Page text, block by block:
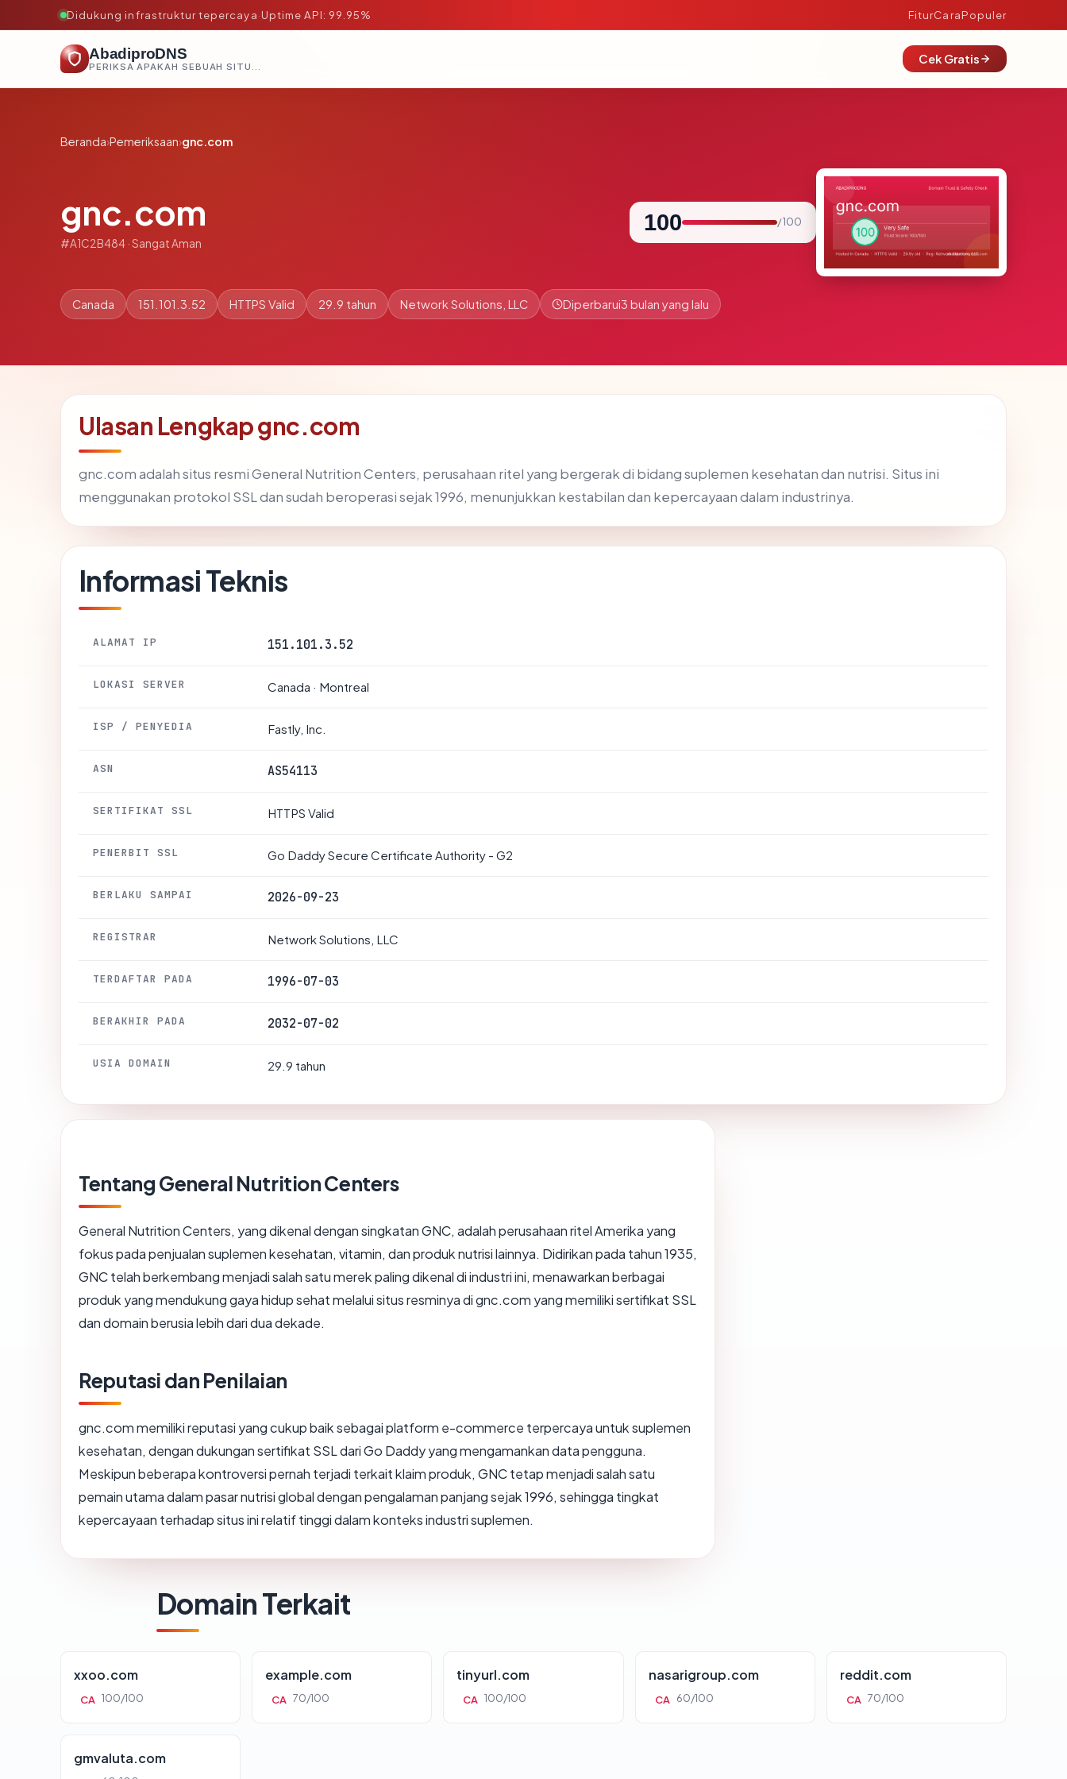
Didukung infrastruktur tepercaya·Uptime API: 99.95% FiturCaraPopuler
AbadiproDNS
PERIKSA APAKAH SEBUAH SITUS AMAN, TEPERCAYA, DAN TERVERIFIKASI DALAM HITUNGAN DETIK.
Cek Gratis
Beranda›Pemeriksaan›gnc.com
gnc.com
#A1C2B484 · Sangat Aman
100 / 100
Canada 151.101.3.52 HTTPS Valid 29.9 tahun Network Solutions, LLC Diperbarui3 bulan yang lalu
Ulasan Lengkap gnc.com
gnc.com adalah situs resmi General Nutrition Centers, perusahaan ritel yang bergerak di bidang suplemen kesehatan dan nutrisi. Situs ini
menggunakan protokol SSL dan sudah beroperasi sejak 1996, menunjukkan kestabilan dan kepercayaan dalam industrinya.
Informasi Teknis
ALAMAT IP 151.101.3.52
LOKASI SERVER Canada · Montreal
ISP / PENYEDIA Fastly, Inc.
ASN AS54113
SERTIFIKAT SSL HTTPS Valid
PENERBIT SSL Go Daddy Secure Certificate Authority - G2
BERLAKU SAMPAI 2026-09-23
REGISTRAR Network Solutions, LLC
TERDAFTAR PADA 1996-07-03
BERAKHIR PADA 2032-07-02
USIA DOMAIN 29.9 tahun
Tentang General Nutrition Centers
General Nutrition Centers, yang dikenal dengan singkatan GNC, adalah perusahaan ritel Amerika yang
fokus pada penjualan suplemen kesehatan, vitamin, dan produk nutrisi lainnya. Didirikan pada tahun 1935,
GNC telah berkembang menjadi salah satu merek paling dikenal di industri ini, menawarkan berbagai
produk yang mendukung gaya hidup sehat melalui situs resminya di gnc.com yang memiliki sertifikat SSL
dan domain berusia lebih dari dua dekade.
Reputasi dan Penilaian
gnc.com memiliki reputasi yang cukup baik sebagai platform e-commerce terpercaya untuk suplemen
kesehatan, dengan dukungan sertifikat SSL dari Go Daddy yang mengamankan data pengguna.
Meskipun beberapa kontroversi pernah terjadi terkait klaim produk, GNC tetap menjadi salah satu
pemain utama dalam pasar nutrisi global dengan pengalaman panjang sejak 1996, sehingga tingkat
kepercayaan terhadap situs ini relatif tinggi dalam konteks industri suplemen.
Domain Terkait
xxoo.com
CA 100/100
example.com
CA 70/100
tinyurl.com
CA 100/100
nasarigroup.com
CA 60/100
reddit.com
CA 70/100
gmvaluta.com